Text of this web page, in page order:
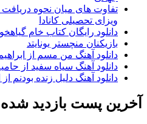
تفاوت های میان نحوه دریافت
ویزای تحصیلی کانادا
دانلود رایگان کتاب خام
بازیکنان منچستر یونایتد
دانلود آهنگ من مسم از
دانلود آهنگ سیاه سفید از
دانلود آهنگ دلیل زنده بودنم
آخرین پست بازدید شده